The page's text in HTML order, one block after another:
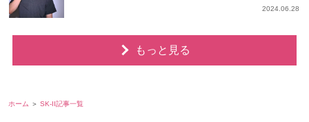
2024.06.28
もっと見る
ホーム SK-II記事一覧